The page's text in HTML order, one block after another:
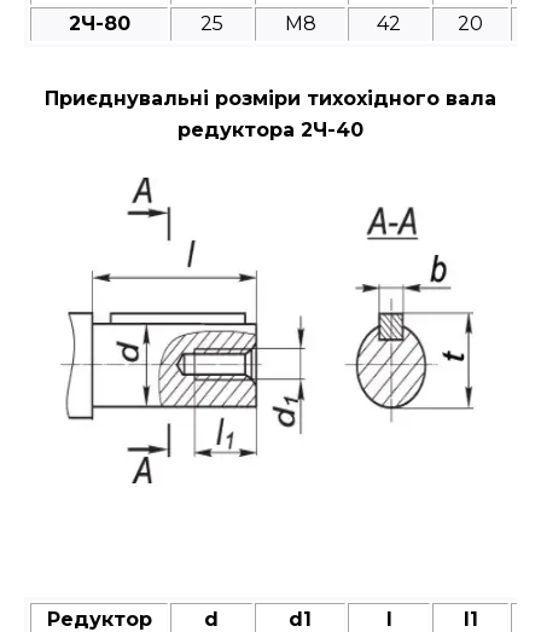
2Ч-80
25 M8 42 20
Приєднувальні розміри тихохідного вала
редуктора 2Ч-40
Редуктор d d1 l l1